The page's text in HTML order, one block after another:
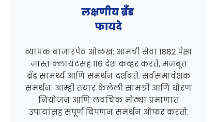
लक्षणीय ब्रँड
फायदे
व्यापक बाजारपेठ ओळख: आमची सेवा 1882 पेक्षा
जास्त क्लायंटसह 116 देश कव्हर करते, मजबूत
ब्रँड सामर्थ्य आणि समर्थन दर्शवते. सर्वसमावेशक
समर्थन: आम्ही तयार केलेली सामग्री आणि धोरण
नियोजन आणि लवचिक मोठ्या प्रमाणात
उपायांसह संपूर्ण विपणन समर्थन ऑफर करतो.